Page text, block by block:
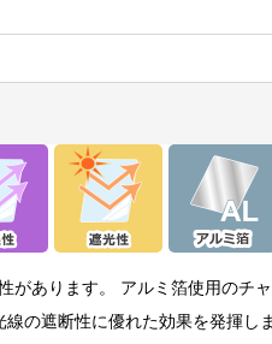
があります。 アルミ箔使用のチ
の遮断性に優れた効果を発揮しま